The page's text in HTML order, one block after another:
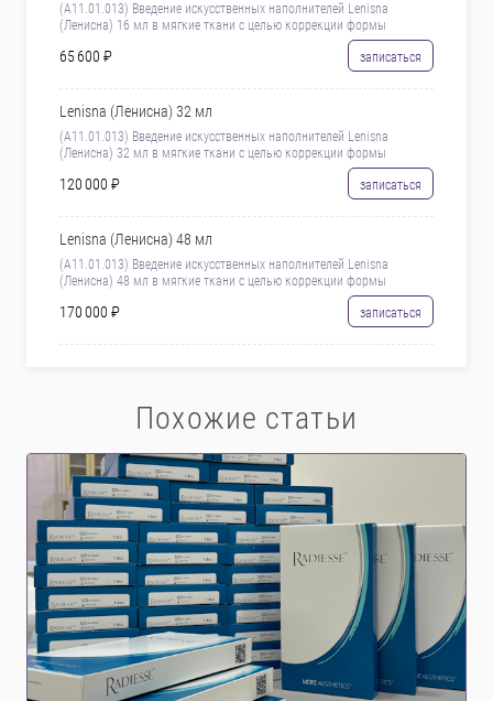
(А11.01.013) Введение искусственных наполнителей Lenisna
(Ленисна) 16 мл в мягкие ткани с целью коррекции формы
65 600 ₽ записаться
Lenisna (Ленисна) 32 мл
(А11.01.013) Введение искусственных наполнителей Lenisna
(Ленисна) 32 мл в мягкие ткани с целью коррекции формы
120 000 ₽ записаться
Lenisna (Ленисна) 48 мл
(А11.01.013) Введение искусственных наполнителей Lenisna
(Ленисна) 48 мл в мягкие ткани с целью коррекции формы
170 000 ₽ записаться
Похожие статьи